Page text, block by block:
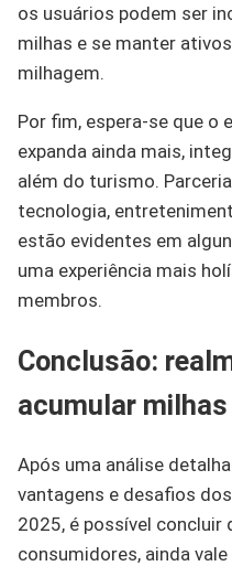
os usuários podem ser
milhas e se manter
milhagem.
Por fim, espera-se que o
expanda ainda mais,
além do turismo.
tecnologia,
estão evidentes em
uma experiência mais
membros.
Conclusão:
acumular
Após uma análise
vantagens e desafios
2025, é possível concluir
consumidores, ainda